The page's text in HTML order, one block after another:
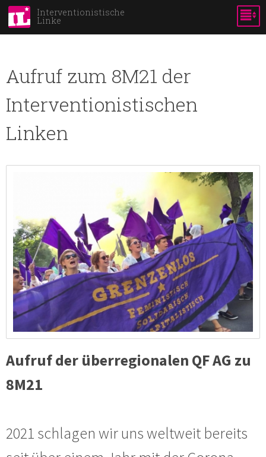
Direkt
Inhalt
Interventionistische
Linke
Aufruf zum 8M21 der
Interventionistischen
Linken
Aufruf der überregionalen QF AG zu
8M21
2021 schlagen wir uns weltweit bereits